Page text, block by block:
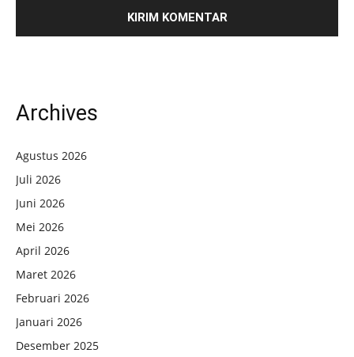
Archives
Agustus 2026
Juli 2026
Juni 2026
Mei 2026
April 2026
Maret 2026
Februari 2026
Januari 2026
Desember 2025